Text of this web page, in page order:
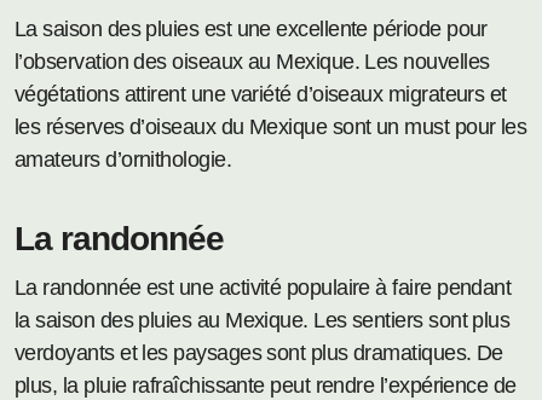
La saison des pluies est une excellente période pour
l’observation des oiseaux au Mexique. Les nouvelles
végétations attirent une variété d’oiseaux migrateurs et
les réserves d’oiseaux du Mexique sont un must pour les
amateurs d’ornithologie.
La randonnée
La randonnée est une activité populaire à faire pendant
la saison des pluies au Mexique. Les sentiers sont plus
verdoyants et les paysages sont plus dramatiques. De
plus, la pluie rafraîchissante peut rendre l’expérience de